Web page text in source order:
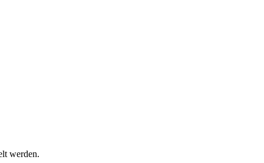
werden.